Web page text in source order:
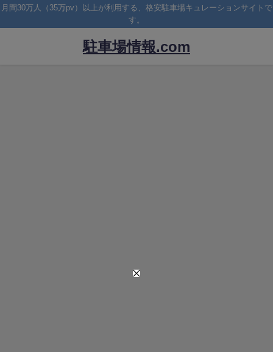
月間30万人（35万pv）以上が利用する、格安駐車場キュレーションサイトで
す。
駐車場情報.com